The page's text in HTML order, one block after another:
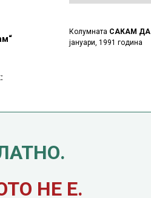
закон.
Колумната САКАМ
јануари, 1991 година
НЕ Е.